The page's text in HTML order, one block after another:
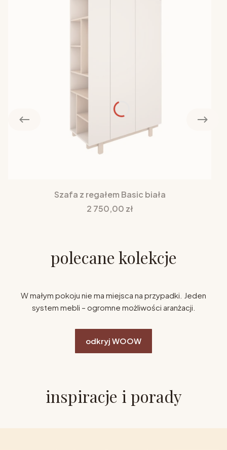
Szafa z regałem Basic biała
Cena
2 750,00 zł
polecane kolekcje
W małym pokoju nie ma miejsca na przypadki. Jeden
system mebli – ogromne możliwości aranżacji.
odkryj WOOW
inspiracje i porady